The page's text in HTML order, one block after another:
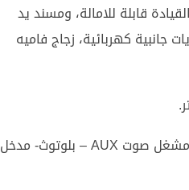
قابلة للامالة، ومسند يد
يدوي، ومرايات جانبية كهربائية، زجاج فاميه
السيارة يتوفر فيها نظام ترفيهي مكون من (عجلة القيادة متعددة الوظائف – مشغل صوت AUX – بلوتوث- مدخل